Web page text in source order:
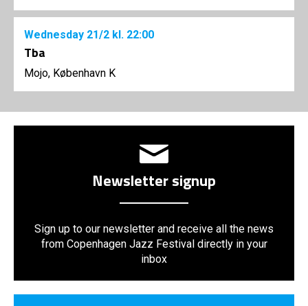
Wednesday 21/2 kl. 22:00
Tba
Mojo, København K
Newsletter signup
Sign up to our newsletter and receive all the news
from Copenhagen Jazz Festival directly in your
inbox